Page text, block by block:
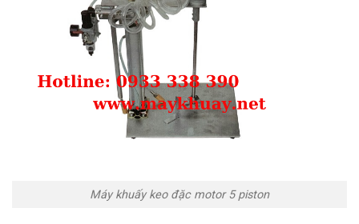
Máy khuấy keo đặc motor 5 piston